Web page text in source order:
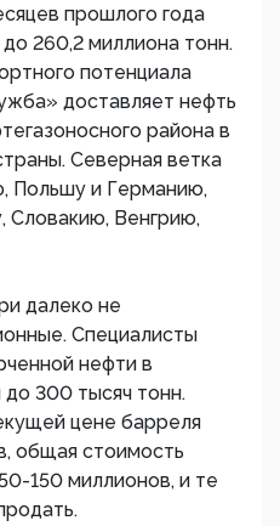
прошлого года
260,2 миллиона тонн.
потенциала
доставляет нефть
района в
Северная ветка
Польшу и Германию,
Словакию, Венгрию,
далеко не
Специалисты
нефти в
300 тысяч тонн.
цене барреля
общая стоимость
150 миллионов, и те